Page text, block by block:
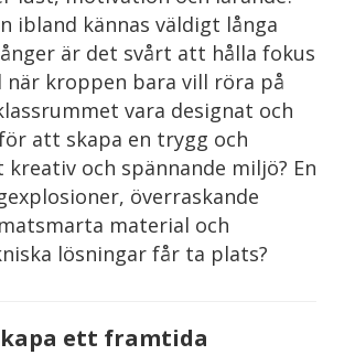
ibland kännas väldigt långa
är det svårt att hålla fokus
kroppen bara vill röra på
vara designat och
att skapa en trygg och
och spännande miljö? En
överraskande
material och
lösningar får ta plats?
ett framtida